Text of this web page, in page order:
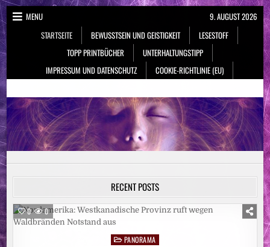
Skip
to
content
MENU
STARTSEITE
BEWUSSTSEIN UND GEISTIGKEIT
LESESTOFF
TOPP PRINTBÜCHER
UNTERHALTUNGSTIPP
IMPRESSUM UND DATENSCHUTZ
COOKIE-RICHTLINIE (EU)
9. AUGUST 2026
NeueSpiritualität.de
RECENT POSTS
0 0
PostedPANORAMA